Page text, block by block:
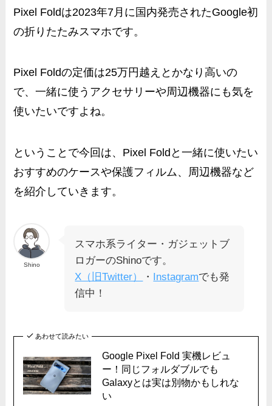
Pixel Foldは2023年7月に国内発売されたGoogle初
の折りたたみスマホです。
Pixel Foldの定価は25万円越えとかなり高いの
で、一緒に使うアクセサリーや周辺機器にも気を
使いたいですよね。
ということで今回は、Pixel Foldと一緒に使いたい
おすすめのケースや保護フィルム、周辺機器など
を紹介していきます。
Shino
スマホ系ライター・ガジェットブ
ロガーのShinoです。
X（旧Twitter）
・ Instagramでも発
信中！
あわせて読みたい
Google Pixel Fold 実機レビュ
ー！同じフォルダブルでも
Galaxyとは実は別物かもしれな
い